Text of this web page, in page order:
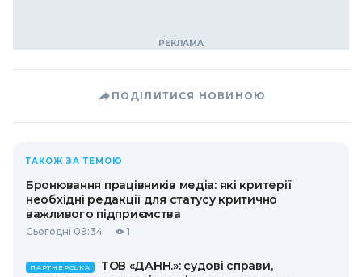
ПОДІЛИТИСЯ НОВИНОЮ
ТАКОЖ ЗА ТЕМОЮ
Бронювання працівників медіа: які критерії
необхідні редакції для статусу критично
важливого підприємства
Сьогодні 09:34 1
ПАРТНЕРСЬКА
ТОВ «ДАНН.»: судові справи,